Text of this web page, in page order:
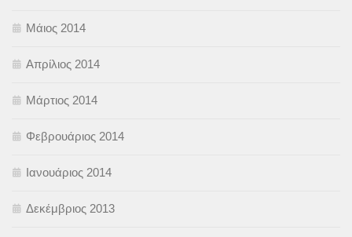
Μάιος 2014
Απρίλιος 2014
Μάρτιος 2014
Φεβρουάριος 2014
Ιανουάριος 2014
Δεκέμβριος 2013